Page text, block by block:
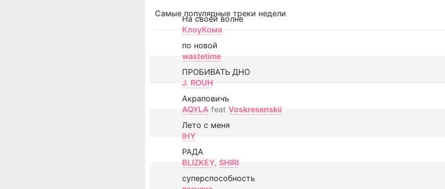
Самые популярные треки недели
На своей волне
КлоуКома
по новой
wastetime
ПРОБИВАТЬ ДНО
J. ROUH
Акраповичъ
AQYLA feat Voskresenskii
Лето с меня
IHY
РАДА
BLIZKEY, SHIRI
суперспособность